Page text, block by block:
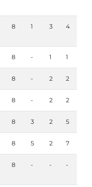
8 1 3 4
8 - 1 1
8 - 2 2
8 - 2 2
8 3 2 5
8 5 2 7
8 - - -